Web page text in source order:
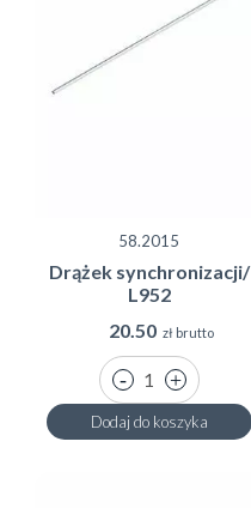
58.2015
Drążek synchronizacji/
L952
20.50 zł brutto
Dodaj do koszyka